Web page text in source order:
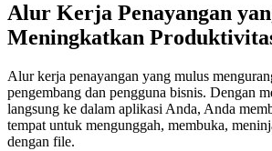
Alur Kerja Penayangan
Meningkatkan
Alur kerja penayangan yang mulus
pengembang dan pengguna bisnis. Dengan
langsung ke dalam aplikasi Anda, Anda
tempat untuk mengunggah, membuka,
dengan file.